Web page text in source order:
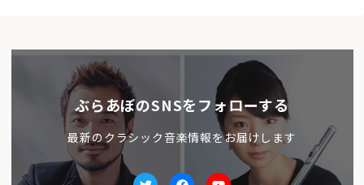
ぶらあぼのSNSをフォローする
最新のクラシック音楽情報をお届けします